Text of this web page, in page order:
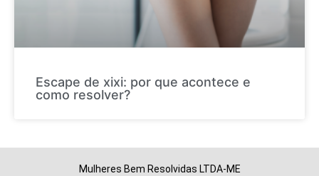
Escape de xixi: por que acontece e
como resolver?
Mulheres Bem Resolvidas LTDA-ME